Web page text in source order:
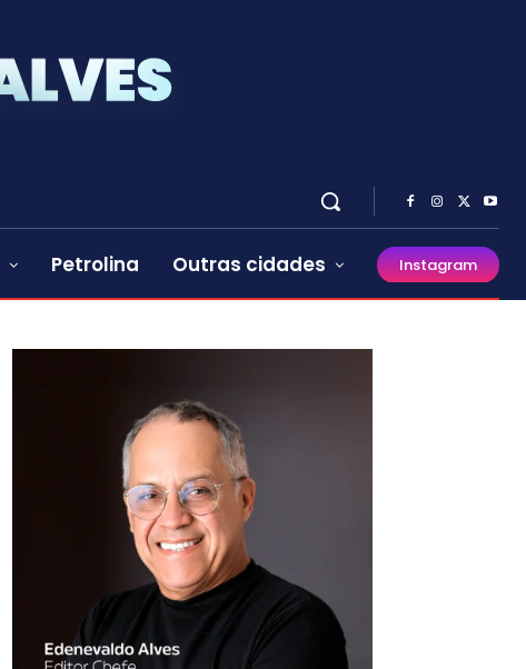
Petrolina Outras cidades Instagram